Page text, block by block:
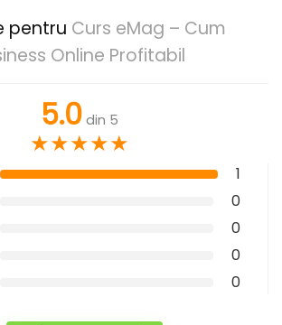
pentru Curs eMag – Cum
Online Profitabil
5.0 din 5
★★★★★
1
0
0
0
0